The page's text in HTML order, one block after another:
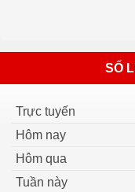
SỐ
Trực tuyến
Hôm nay
Hôm qua
Tuần này